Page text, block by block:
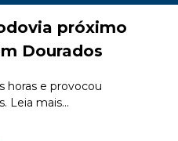
próximo
Dourados
horas e provocou
Leia mais...